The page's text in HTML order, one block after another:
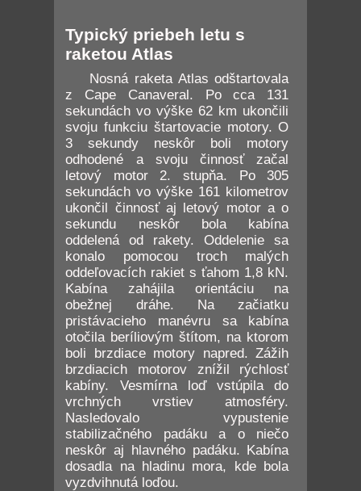
Typický priebeh letu s
raketou Atlas
Nosná raketa Atlas odštartovala
z Cape Canaveral. Po cca 131
sekundách vo výške 62 km ukončili
svoju funkciu štartovacie motory. O
3 sekundy neskôr boli motory
odhodené a svoju činnosť začal
letový motor 2. stupňa. Po 305
sekundách vo výške 161 kilometrov
ukončil činnosť aj letový motor a o
sekundu neskôr bola kabína
oddelená od rakety. Oddelenie sa
konalo pomocou troch malých
oddeľovacích rakiet s ťahom 1,8 kN.
Kabína zahájila orientáciu na
obežnej dráhe. Na začiatku
pristávacieho manévru sa kabína
otočila beríliovým štítom, na ktorom
boli brzdiace motory napred. Zážih
brzdiacich motorov znížil rýchlosť
kabíny. Vesmírna loď vstúpila do
vrchných vrstiev atmosféry.
Nasledovalo vypustenie
stabilizačného padáku a o niečo
neskôr aj hlavného padáku. Kabína
dosadla na hladinu mora, kde bola
vyzdvihnutá loďou.